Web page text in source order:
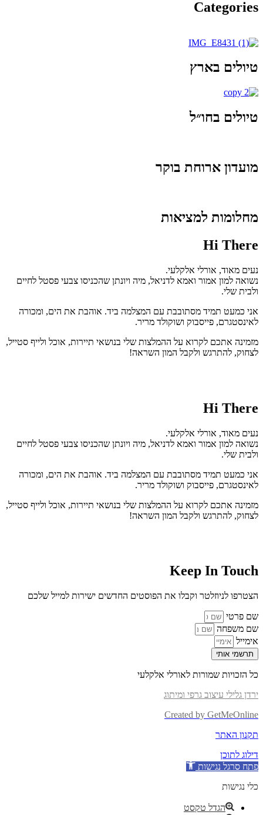
Categories
טיולים בארץ
טיולים בחו״ל
מועדון ארוחת בוקר
מחלומות למציאות
Hi There
נעים מאוד, אורלי אלקלעי.
נשואה למון אמור ואמא לדניאל, מיה ויונתן שהכניסו צבעי פסטל לחיים
ולבית שלי.
אני כמעט תמיד מסתובבת עם המצלמה ביד. אוהבת את הים, ומכורה
לאינסטגרם, פייסבוק ושוקולד מריר.
מזמינה אתכם לקרוא על ההמלצות שלי בנושאי תיירות, אוכל ולייף סטייל,
לצחוק, להתרגש ולקבל המון השראה!
Hi There
נעים מאוד, אורלי אלקלעי.
נשואה למון אמור ואמא לדניאל, מיה ויונתן שהכניסו צבעי פסטל לחיים
ולבית שלי.
אני כמעט תמיד מסתובבת עם המצלמה ביד. אוהבת את הים, ומכורה
לאינסטגרם, פייסבוק ושוקולד מריר.
מזמינה אתכם לקרוא על ההמלצות שלי בנושאי תיירות, אוכל ולייף סטייל,
לצחוק, להתרגש ולקבל המון השראה!
Keep In Touch
הצטרפו לניוזלטר וקבלו את הפוסטים החדשים ישירות למייל שלכם
שם פרטי
שם משפחה
אימייל
תרשמי אותי
כל הזכויות שמורות לאורלי אלקלעי
ירדן גלילי עיצוב גרפי ומיתוג
Created by GetMeOnline
תקנון האתר
דילוג לתוכן
פתח סרגל נגישות
כלי נגישות
הגדל טקסט